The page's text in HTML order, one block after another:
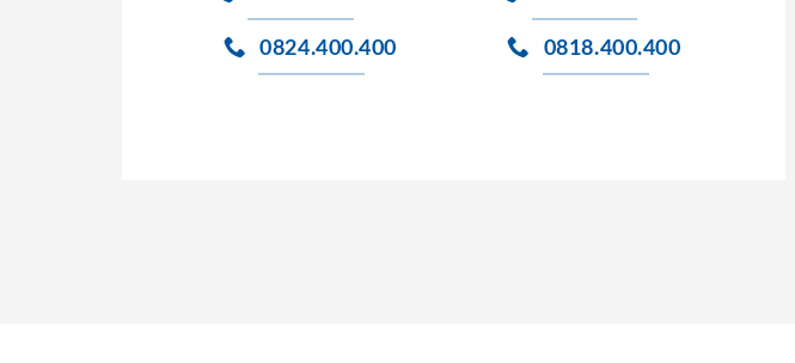
0824.400.400 0818.400.400